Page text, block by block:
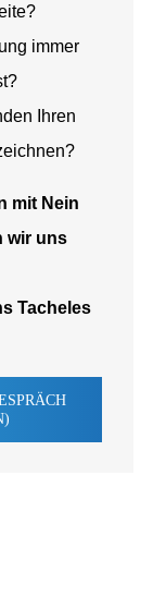
immer
Ihren
mit Nein
wir uns
Tacheles